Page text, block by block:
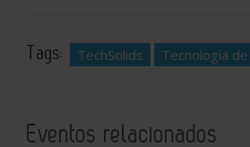
Tags: TechSolids Tecnología
Eventos relacionados